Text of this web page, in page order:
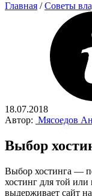
Главная / Советы
18.07.2018
Автор: Мясоедов
Выбор
Выбор хостинга —
хостинг для той
выдерживает сайт